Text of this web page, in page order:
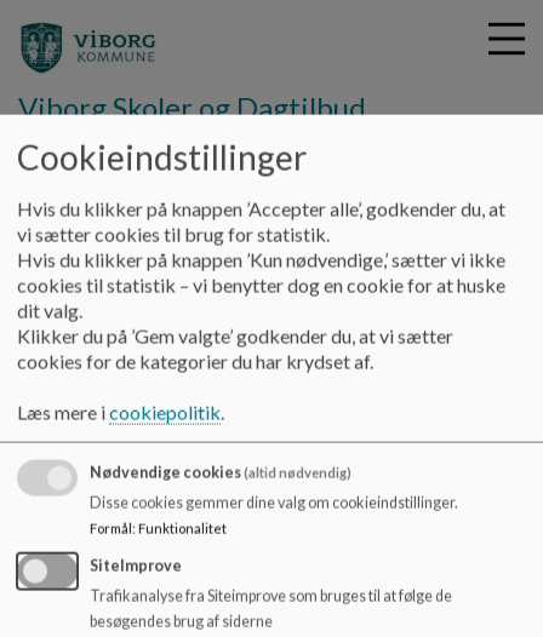
i
Viborg Skoler og Dagtilbud
Vejledninger I-sikkerhed i praksis
IT Sikkerhed
IT Sikkerhed
Se vedhæftede dokument
Dokumenter
Grundlæggende-IT-og-cybersikkerhed.pdf
Cookieindstillinger
Hvis du klikker på knappen ’Accepter alle’, godkender du, at
vi sætter cookies til brug for statistik.
Hvis du klikker på knappen ’Kun nødvendige,’ sætter vi ikke
cookies til statistik – vi benytter dog en cookie for at huske
dit valg.
Klikker du på ’Gem valgte’ godkender du, at vi sætter
cookies for de kategorier du har krydset af.
Læs mere icookiepolitik.
Nødvendige cookies(altid nødvendig)
Disse cookies gemmer dine valg om cookieindstillinger.
Formål: Funktionalitet
SiteImprove
Trafikanalyse fra Siteimprove som bruges til at følge de
besøgendes brug af siderne